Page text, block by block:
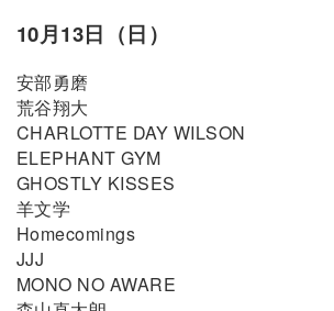
10月13日（日）
安部勇磨
荒谷翔大
CHARLOTTE DAY WILSON
ELEPHANT GYM
GHOSTLY KISSES
羊文学
Homecomings
JJJ
MONO NO AWARE